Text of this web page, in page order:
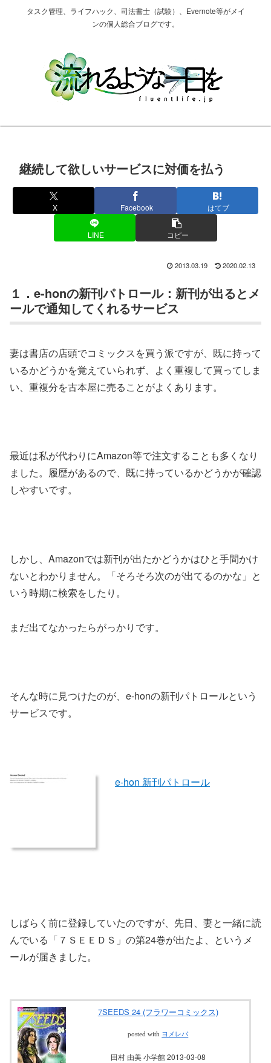
タスク管理、ライフハック、司法書士（試験）、Evernote等がメイ
ンの個人総合ブログです。
継続して欲しいサービスに対価を払う
X Facebook はてブ
LINE コピー
2013.03.19 2020.02.13
１．e-honの新刊パトロール：新刊が出るとメ
ールで通知してくれるサービス
妻は書店の店頭でコミックスを買う派ですが、既に持って
いるかどうかを覚えていられず、よく重複して買ってしま
い、重複分を古本屋に売ることがよくあります。
最近は私が代わりにAmazon等で注文することも多くなり
ました。履歴があるので、既に持っているかどうかが確認
しやすいです。
しかし、Amazonでは新刊が出たかどうかはひと手間かけ
ないとわかりません。「そろそろ次のが出てるのかな」と
いう時期に検索をしたり。
まだ出てなかったらがっかりです。
そんな時に見つけたのが、e-honの新刊パトロールという
サービスです。
e-hon 新刊パトロール
しばらく前に登録していたのですが、先日、妻と一緒に読
んでいる「７ＳＥＥＤＳ」の第24巻が出たよ、というメ
ールが届きました。
7SEEDS 24 (フラワーコミックス)
posted with ヨメレバ
田村 由美 小学館 2013-03-08